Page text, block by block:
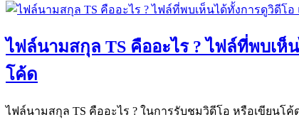
ไฟล์นามสกุล TS คืออะไร ? ไฟล์ที่พบเห็
โค้ด
ไฟล์นามสกุล TS คืออะไร ? ในการรับชมวิดีโอ หรือเขียนโ